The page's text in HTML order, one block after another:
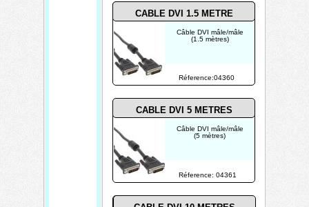
CABLE DVI 1.5 METRE
CABLE DVI 5 METRES
Réference:04360
Réference: 04361
Câble DVI mâle/mâle
(1.5 mètres)
Câble DVI mâle/mâle
(5 mètres)